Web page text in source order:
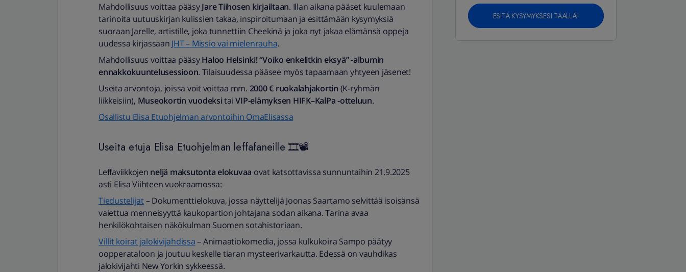
Mahdollisuus voittaa pääsyJare Tiihosen kirjailtaan. Illan aikana pääset kuulemaan
tarinoita uutuuskirjan kulissien takaa, inspiroitumaan ja esittämään kysymyksiä
suoraan Jarelle, artistille, joka tunnettiin Cheekinä ja joka nyt jakaa elämänsä oppeja
uudessa kirjassaan JHT – Missio vai mielenrauha.
Mahdollisuus voittaa pääsyHaloo Helsinki! “Voiko enkelitkin eksyä” -albumin
ennakkokuuntelusessioon. Tilaisuudessa pääsee myös tapaamaan yhtyeen jäsenet!
Useita arvontoja, joissa voit voittaa mm. 2000 € ruokalahjakortin (K-ryhmän
liikkeisiin), Museokortin vuodeksitaiVIP-elämyksen HIFK–KalPa -otteluun.
Osallistu Elisa Etuohjelman arvontoihin OmaElisassa
Useita etuja Elisa Etuohjelman leffafaneille 🎞📽
Leffaviikkojen neljä maksutonta elokuvaa ovat katsottavissa sunnuntaihin 21.9.2025
asti Elisa Viihteen vuokraamossa:
Tiedustelijat– Dokumenttielokuva, jossa näyttelijä Joonas Saartamo selvittää isoisänsä
vaiettua menneisyyttä kaukopartion johtajana sodan aikana. Tarina avaa
henkilökohtaisen näkökulman Suomen sotahistoriaan.
Villit koirat jalokivijahdissa– Animaatiokomedia, jossa kulkukoira Sampo päätyy
oopperataloon ja joutuu keskelle tiaran mysteerivarkautta. Edessä on vauhdikas
jalokivijahti New Yorkin sykkeessä.
ESITÄ KYSYMYKSESI TÄÄLLÄ!